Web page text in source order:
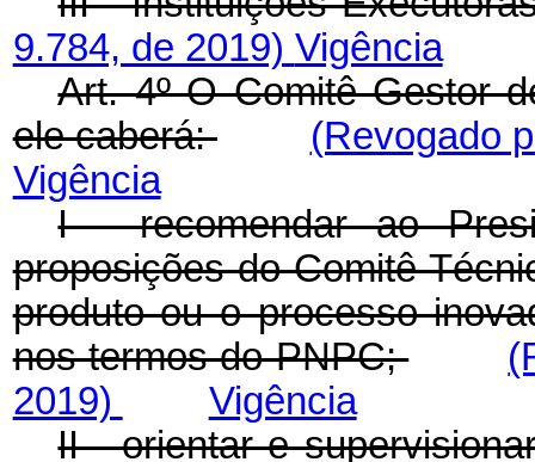
9.784, de 2019) Vigência
Art. 4º O Comitê Gestor
ele caberá:
(Revogado
Vigência
I - recomendar ao
proposições do Comitê
produto ou o processo
nos termos do PNPC;
2019)
Vigência
II - orientar e